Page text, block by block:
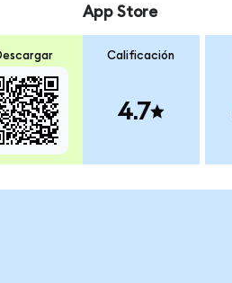
App Store
Calificación
4.7